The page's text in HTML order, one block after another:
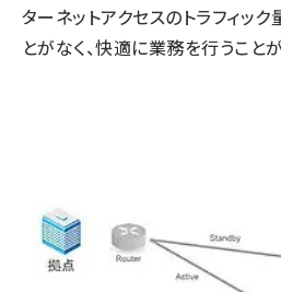
ターネットアクセスのトラフィッ
とがなく、快適に業務を行うこと